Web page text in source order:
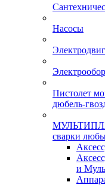
Насосы
Пистолет
дюбель-
сварки
и